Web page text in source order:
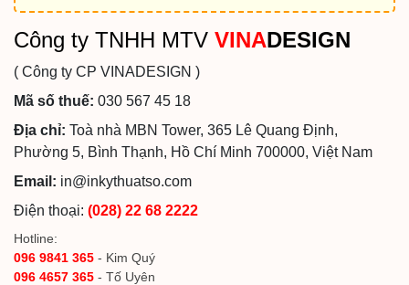
Công ty TNHH MTV VINADESIGN
( Công ty CP VINADESIGN )
Mã số thuế: 030 567 45 18
Địa chỉ: Toà nhà MBN Tower, 365 Lê Quang Định,
Phường 5, Bình Thạnh, Hồ Chí Minh 700000, Việt Nam
Email: in@inkythuatso.com
Điện thoại: (028) 22 68 2222
Hotline:
096 9841 365 - Kim Quý
096 4657 365 - Tố Uyên